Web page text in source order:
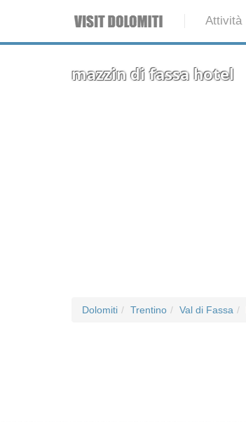
Attività
mazzin di fassa hotel
Dolomiti Trentino Val di Fassa